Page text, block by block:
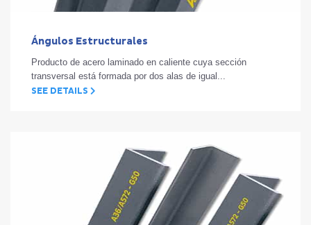
Ángulos Estructurales
Producto de acero laminado en caliente cuya sección
transversal está formada por dos alas de igual...
SEE DETAILS